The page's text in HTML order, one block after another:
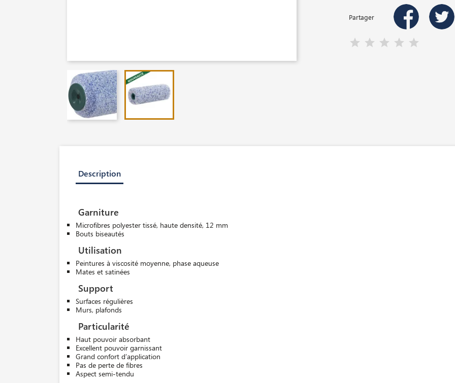
Partager
Description
Garniture
Microfibres polyester tissé, haute densité, 12 mm
Bouts biseautés
Utilisation
Peintures à viscosité moyenne, phase aqueuse
Mates et satinées
Support
Surfaces régulières
Murs, plafonds
Particularité
Haut pouvoir absorbant
Excellent pouvoir garnissant
Grand confort d’application
Pas de perte de fibres
Aspect semi-tendu